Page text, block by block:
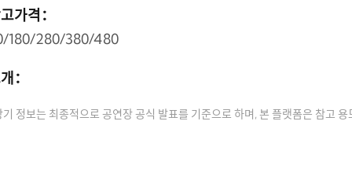
가격：
180/280/380/480
：
기 정보는 최종적으로 공연장 공식 발표를 기준으로 하며, 본 플랫폼은 참고 용